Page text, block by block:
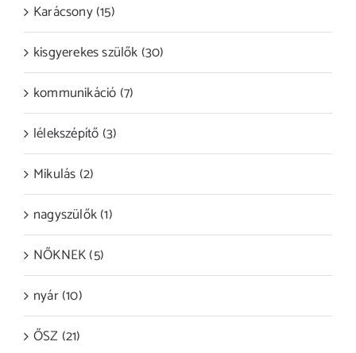
Karácsony (15)
kisgyerekes szülők (30)
kommunikáció (7)
lélekszépítő (3)
Mikulás (2)
nagyszülők (1)
NŐKNEK (5)
nyár (10)
ŐSZ (21)